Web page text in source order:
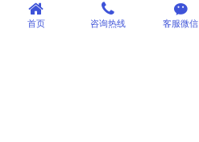
首页 咨询热线 客服微信